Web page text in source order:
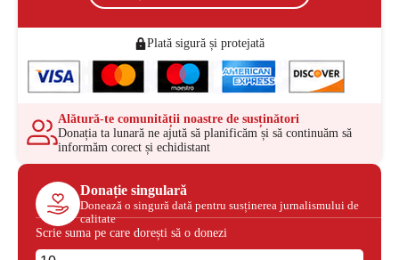
Plată sigură și protejată
Alătură-te comunității noastre de susținători
Donația ta lunară ne ajută să planificăm și să continuăm să
informăm corect și echidistant
Donație singulară
Donează o singură dată pentru susținerea jurnalismului de
calitate
Scrie suma pe care dorești să o donezi